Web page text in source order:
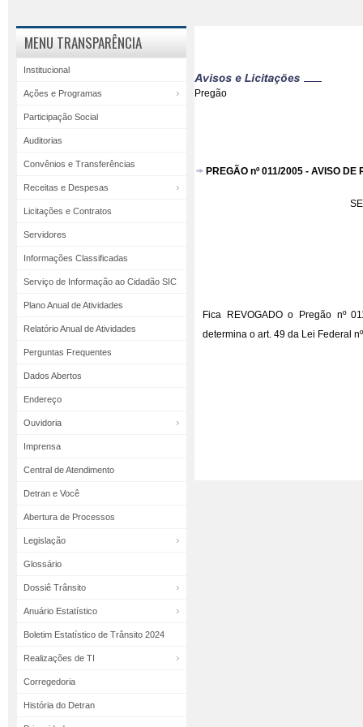
MENU TRANSPARÊNCIA
Institucional
Ações e Programas
Participação Social
Auditorias
Convênios e Transferências
Receitas e Despesas
Licitações e Contratos
Servidores
Informações Classificadas
Serviço de Informação ao Cidadão SIC
Plano Anual de Atividades
Relatório Anual de Atividades
Perguntas Frequentes
Dados Abertos
Endereço
Ouvidoria
Imprensa
Central de Atendimento
Detran e Você
Abertura de Processos
Legislação
Glossário
Dossiê Trânsito
Anuário Estatístico
Boletim Estatístico de Trânsito 2024
Realizações de TI
Corregedoria
História do Detran
Pregão
PREGÃO nº 011/2005 - AVISO DE
Fica REVOGADO o Pregão nº
determina o art. 49 da Lei Federal